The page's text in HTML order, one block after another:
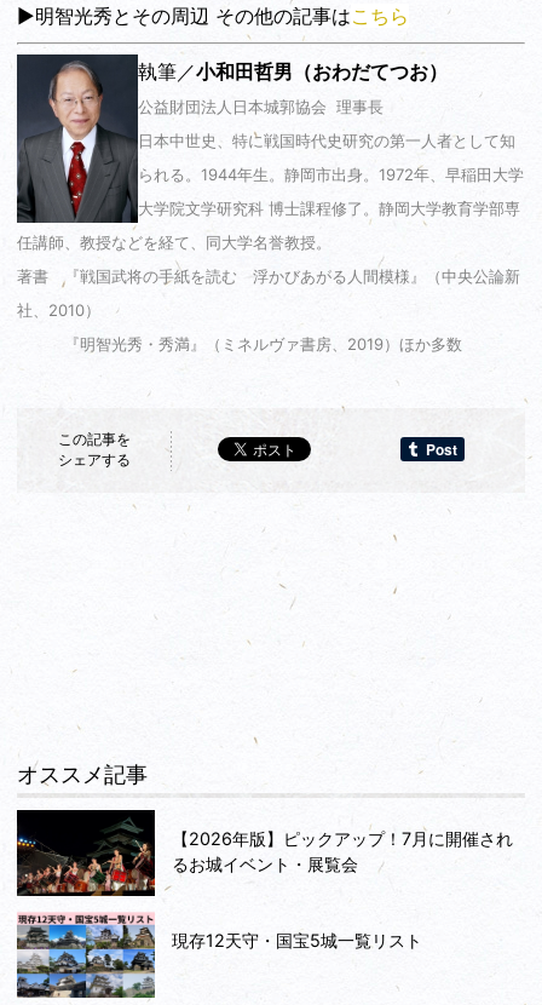
▶明智光秀とその周辺 その他の記事はこちら
執筆／小和田哲男（おわだてつお）
公益財団法人日本城郭協会 理事長
日本中世史、特に戦国時代史研究の第一人者として知
られる。1944年生。静岡市出身。1972年、早稲田大学
大学院文学研究科 博士課程修了。静岡大学教育学部専
任講師、教授などを経て、同大学名誉教授。
著書 『戦国武将の手紙を読む 浮かびあがる人間模様』（中央公論新
社、2010）
『明智光秀・秀満』（ミネルヴァ書房、2019）ほか多数
この記事を
シェアする
オススメ記事
【2026年版】ピックアップ！7月に開催され
るお城イベント・展覧会
現存12天守・国宝5城一覧リスト